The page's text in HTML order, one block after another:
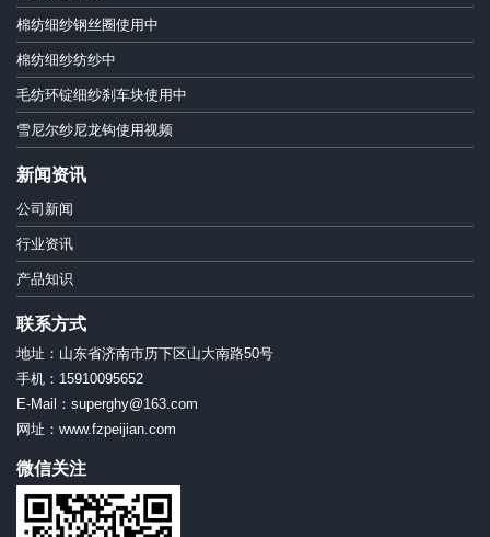
棉纺细纱钢丝圈使用中
棉纺细纱纺纱中
毛纺环锭细纱刹车块使用中
雪尼尔纱尼龙钩使用视频
新闻资讯
公司新闻
行业资讯
产品知识
联系方式
地址：山东省济南市历下区山大南路50号
手机：15910095652
E-Mail：superghy@163.com
网址：www.fzpeijian.com
微信关注